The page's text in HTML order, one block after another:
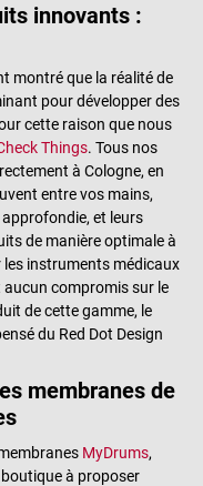
innovants :
montré que la réalité de
pour développer des
cette raison que nous
Things. Tous nos
à Cologne, en
entre vos mains,
et leurs
de manière optimale à
instruments médicaux
compromis sur le
de cette gamme, le
du Red Dot Design
membranes de
MyDrums,
à proposer